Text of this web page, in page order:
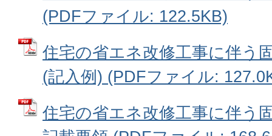
(PDFファイル: 122.5KB)
住宅の省エネ改修工事に伴う
(記入例) (PDFファイル:
住宅の省エネ改修工事に伴う